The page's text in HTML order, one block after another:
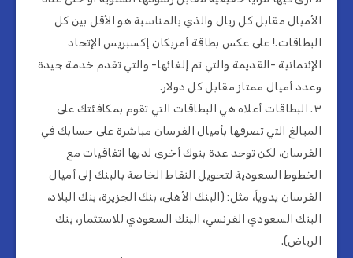
الأميال مقابل كل ريال والذي بالمناسبة هو الأقل بين كل
البطاقات.! على عكس بطاقة أمريكان إكسبريس الإتحاد
الإئتمانية -القديمة والتي تم إلغائها- والتي تقدم خدمة جيدة
وعدد أميال ممتاز مقابل كل دولار.
٣. البطاقات أعلاه هي البطاقات التي تقوم بمكافئتك على
المبالغ التي تصرفها بأميال الفرسان مباشرة على حسابك في
الفرسان، لكن توجد عدة بنوك أخرى لديها اتفاقيات مع
الخطوط السعودية لتحويل النقاط الخاصة بالبنك إلى أميال
الفرسان يدوياً، مثل: (البنك الأهلى، بنك الجزيرة، بنك البلاد،
البنك السعودي الفرنسي، البنك السعودي للاستثمار، بنك
الرياض).